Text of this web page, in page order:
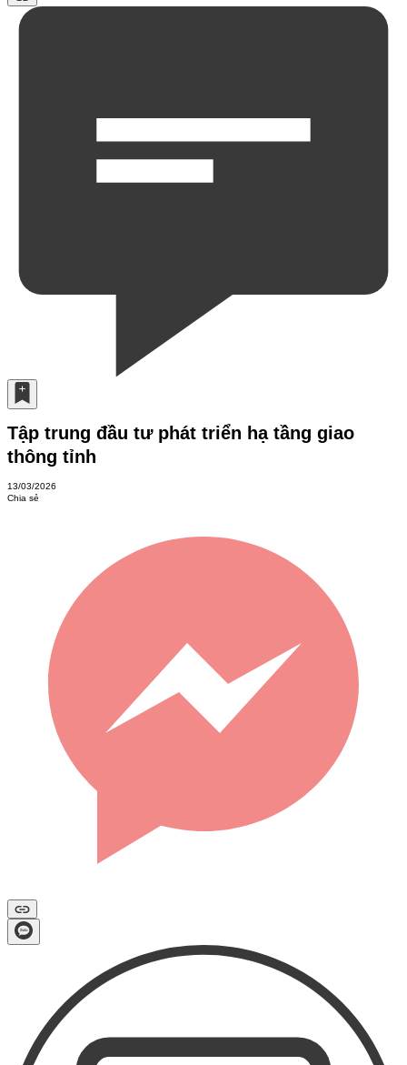
Tập trung đầu tư phát triển hạ tầng giao
thông tỉnh
13/03/2026
Chia sẻ